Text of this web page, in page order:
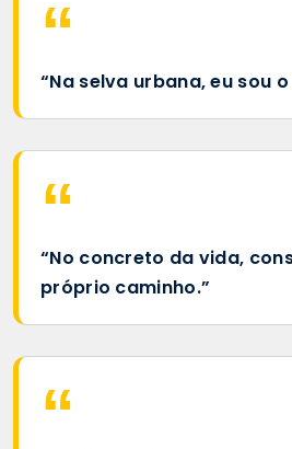
“Na selva urbana, eu sou
“No concreto da vida,
próprio caminho.”